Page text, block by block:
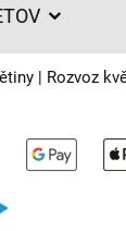
– prehľad
| Rozvoz